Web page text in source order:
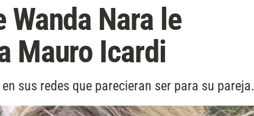
Wanda Nara le
Mauro Icardi
sus redes que parecieran ser para su pareja.